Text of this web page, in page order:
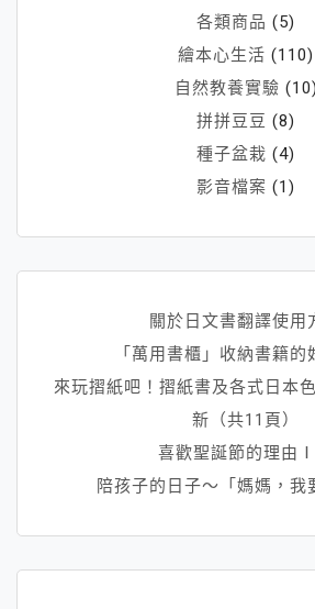
各類商品 (5)
繪本心生活 (110)
自然教養實驗 (10)
拼拼豆豆 (8)
種子盆栽 (4)
影音檔案 (1)
關於日文書翻譯使用
「萬用書櫃」收納書籍的
來玩摺紙吧！摺紙書及各式日本
新（共11頁）
喜歡聖誕節的理由
陪孩子的日子～「媽媽，我